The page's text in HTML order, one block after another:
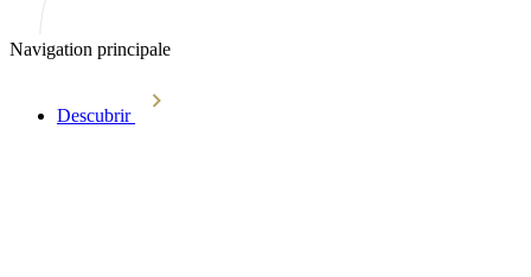
Navigation principale
Descubrir